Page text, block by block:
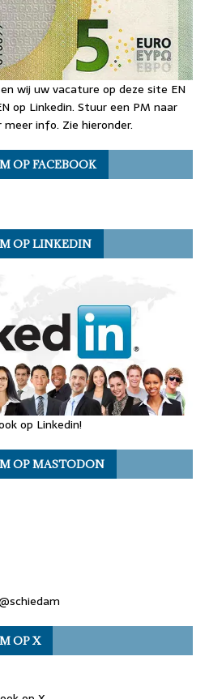
wij uw vacature op deze site EN
op Linkedin. Stuur een PM naar
info. Zie hieronder.
OP FACEBOOK
OP LINKEDIN
op Linkedin!
OP MASTODON
OP X